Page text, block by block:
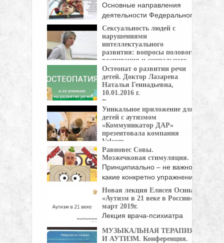
Основные направления
деятельности Федерального
ресурсного центра по
развитию ...
Сексуальность людей с
нарушениями
интеллектуального
развития: вопросы полового
воспитания и социального
развития.
Лекция С.В. Андреевой
(часть 1) «Сексуальность людей с ...
Остеопат о развитии речи
детей. Доктор Лазарева
Наталья Геннадьевна,
10.01.2016 г.
В рамках интервью мы
обсудили следующие
вопросы: 1. ...
Уникальное приложение для
детей с аутизмом
«Коммуникатор ДАР»
презентовала компания
Velcom.
Современная техника и
программное обеспечение в помощь ...
Равновес Совы.
Мозжечковая стимуляция.
Принципиально – не важно,
какие конкретно упражнения
...
Новая лекция Елисея Осина
«Аутизм в 21 веке в России»,
март 2019г.
Лекция врача-психиатра
"Инклюзивная ...
МУЗЫКАЛЬНАЯ ТЕРАПИЯ
И АУТИЗМ. Конференция.